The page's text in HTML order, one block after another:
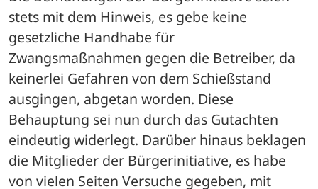
stets mit dem Hinweis, es gebe keine
gesetzliche Handhabe für
Zwangsmaßnahmen gegen die Betreiber, da
keinerlei Gefahren von dem Schießstand
ausgingen, abgetan worden. Diese
Behauptung sei nun durch das Gutachten
eindeutig widerlegt. Darüber hinaus beklagen
die Mitglieder der Bürgerinitiative, es habe
von vielen Seiten Versuche gegeben, mit